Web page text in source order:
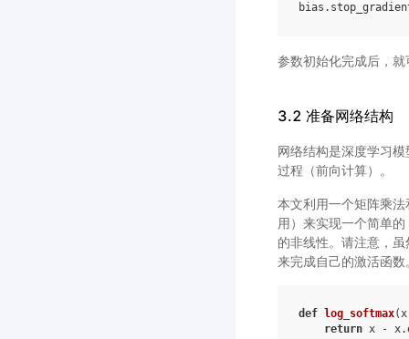
bias .
参数初始化完成后，
3.2 准备网络结构
网络结构是深度学习
过程（前向计算）。
本文利用一个矩阵乘
用）来实现一个简单
的非线性。请注意，
来完成自己的激活函
def log_softmax( x
return x - x.